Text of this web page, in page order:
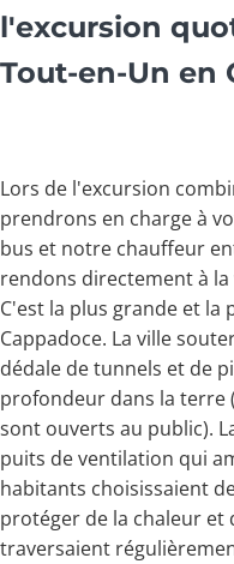
l'excursion
Tout-en-Un en
Lors de l'excursion
prendrons en charge à
bus et notre chauffeur
rendons directement à
C'est la plus grande et la
Cappadoce. La ville
dédale de tunnels et de
profondeur dans la terre
sont ouverts au public).
puits de ventilation qui
habitants choisissaient
protéger de la chaleur
traversaient